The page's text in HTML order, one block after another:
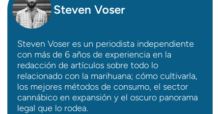
Steven Voser
Steven Voser es un periodista independiente
con más de 6 años de experiencia en la
redacción de artículos sobre todo lo
relacionado con la marihuana; cómo cultivarla,
los mejores métodos de consumo, el sector
cannábico en expansión y el oscuro panorama
legal que lo rodea.